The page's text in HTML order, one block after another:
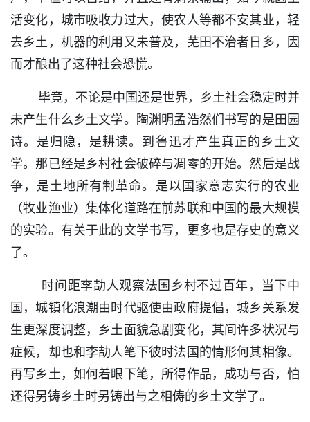
活变化，城市吸收力过大，使农人等都不安其业，轻
去乡土，机器的利用又未普及，芜田不治者日多，因
而才酿出了这种社会恐慌。
毕竟，不论是中国还是世界，乡土社会稳定时并
未产生什么乡土文学。陶渊明孟浩然们书写的是田园
诗。是归隐，是耕读。到鲁迅才产生真正的乡土文
学。那已经是乡村社会破碎与凋零的开始。然后是战
争，是土地所有制革命。是以国家意志实行的农业
（牧业渔业）集体化道路在前苏联和中国的最大规模
的实验。有关于此的文学书写，更多也是存史的意义
了。
时间距李劼人观察法国乡村不过百年，当下中
国，城镇化浪潮由时代驱使由政府提倡，城乡关系发
生更深度调整，乡土面貌急剧变化，其间许多状况与
症候，却也和李劼人笔下彼时法国的情形何其相像。
再写乡土，如何着眼下笔，所得作品，成功与否，怕
还得另铸乡土时另铸出与之相俦的乡土文学了。